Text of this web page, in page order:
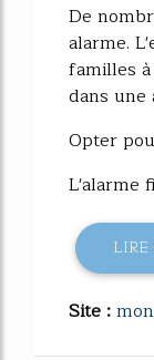
De
alarme.
familles
dans une
Opter
L'alarme
LIRE
Site :